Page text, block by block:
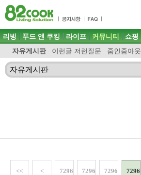
목차
주메뉴 바로가기
컨텐츠 바로가기
검색 바로가기
로그인 바로가기
주메뉴
리빙 푸드 앤 쿠킹 라이프 커뮤니티
자유게시판 이런글 저런질문 줌인줌아웃
쇼핑
자유게시판
<< < 72966 72967 72968 72969